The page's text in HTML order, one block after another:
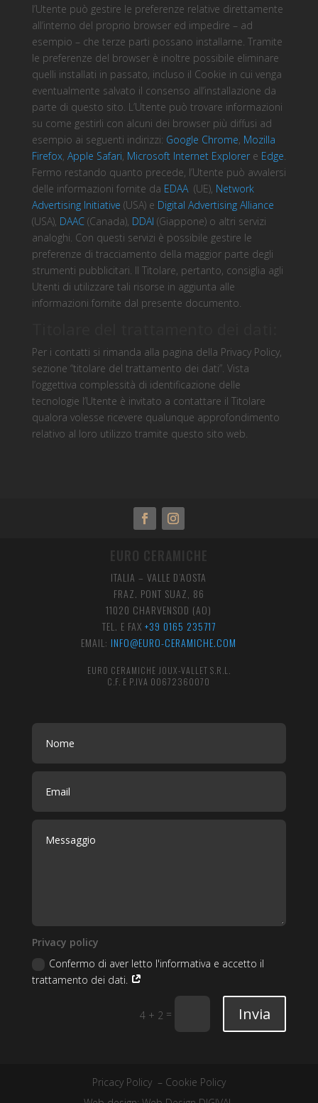
l’Utente può gestire le preferenze relative direttamente
all’interno del proprio browser ed impedire – ad
esempio – che terze parti possano installarne. Tramite
le preferenze del browser è inoltre possibile eliminare
quelli installati in passato, incluso il Cookie in cui venga
eventualmente salvato il consenso all’installazione da
parte di questo sito. L’Utente può trovare informazioni
su come gestirli con alcuni dei browser più diffusi ad
esempio ai seguenti indirizzi: Google Chrome, Mozilla
Firefox, Apple Safari, Microsoft Internet Explorere Edge.
Fermo restando quanto precede, l’Utente può avvalersi
delle informazioni fornite da EDAA(UE), Network
Advertising Initiative (USA) e Digital Advertising Alliance
(USA), DAAC(Canada), DDAI (Giappone) o altri servizi
analoghi. Con questi servizi è possibile gestire le
preferenze di tracciamento della maggior parte degli
strumenti pubblicitari. Il Titolare, pertanto, consiglia agli
Utenti di utilizzare tali risorse in aggiunta alle
informazioni fornite dal presente documento.
Per i contatti si rimanda alla pagina della Privacy Policy,
sezione “titolare del trattamento dei dati”. Vista
l’oggettiva complessità di identificazione delle
tecnologie l’Utente è invitato a contattare il Titolare
qualora volesse ricevere qualunque approfondimento
relativo al loro utilizzo tramite questo sito web.
EURO CERAMICHE
ITALIA – VALLE D’AOSTA
FRAZ. PONT SUAZ, 86
11020 CHARVENSOD (AO)
TEL. E FAX +39 0165 235717
EMAIL: INFO@EURO-CERAMICHE.COM
EURO CERAMICHE JOUX-VALLET S.R.L.
C.F. E P.IVA 00672360070
Privacy policy
Confermo di aver letto l'informativa e accetto il
trattamento dei dati.
4 + 2 = Invia
Pricacy Policy– Cookie Policy